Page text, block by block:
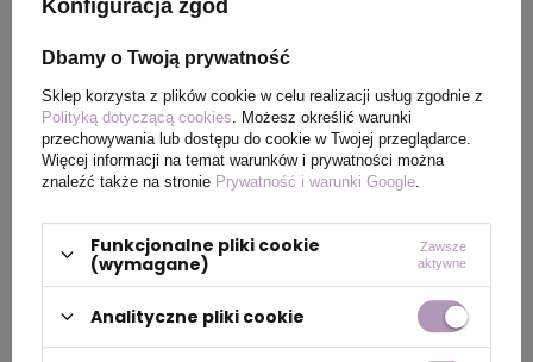
Kraj
pochodzenia
China
Rozmiar ø10 x 137 mm
PAKOWANIE
Konfiguracja zgód
Dbamy o Twoją prywatność
Sklep korzysta z plików cookie w celu realizacji usług zgodnie z
Polityką dotyczącą cookies . Możesz określić warunki
przechowywania lub dostępu do cookie w Twojej przeglądarce.
Więcej informacji na temat warunków i prywatności można
znaleźć także na stronie Prywatność i warunki Google
Funkcjonalne pliki cookie
(wymagane)
Zawsze
aktywne
Analityczne pliki cookie